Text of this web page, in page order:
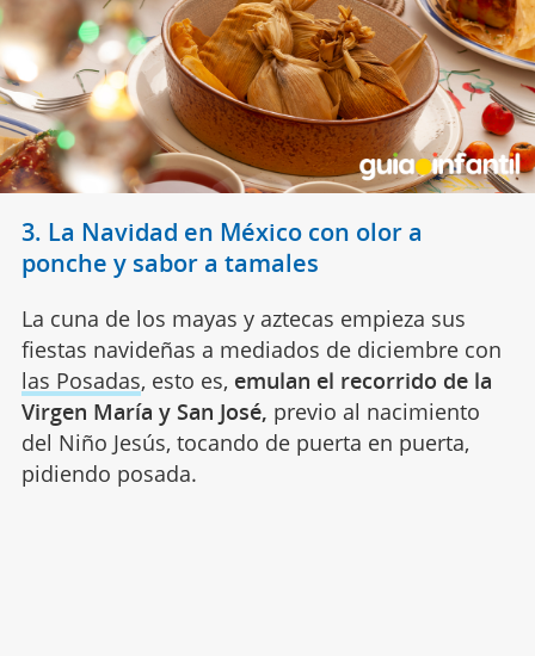
3. La Navidad en México con olor a
ponche y sabor a tamales
La cuna de los mayas y aztecas empieza sus
fiestas navideñas a mediados de diciembre con
las Posadas, esto es, emulan el recorrido de la
Virgen María y San José, previo al nacimiento
del Niño Jesús, tocando de puerta en puerta,
pidiendo posada.